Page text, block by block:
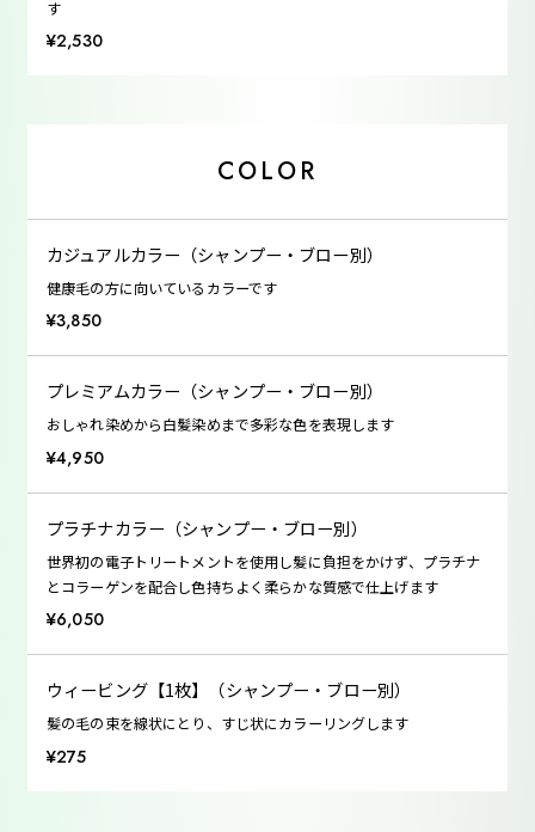
す
¥2,530
COLOR
カジュアルカラー（シャンプー・ブロー別）
健康毛の方に向いているカラーです
¥3,850
プレミアムカラー（シャンプー・ブロー別）
おしゃれ染めから白髪染めまで多彩な色を表現します
¥4,950
プラチナカラー（シャンプー・ブロー別）
世界初の電子トリートメントを使用し髪に負担をかけず、プラチナ
とコラーゲンを配合し色持ちよく柔らかな質感で仕上げます
¥6,050
ウィービング【1枚】（シャンプー・ブロー別）
髪の毛の束を線状にとり、すじ状にカラーリングします
¥275